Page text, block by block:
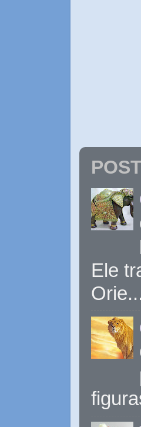
Ele
Orie...